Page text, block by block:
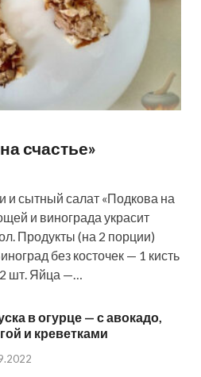
счастье»
и сытный салат «Подкова на
и винограда украсит
Продукты (на 2 порции)
без косточек — 1 кисть
шт. Яйца —…
в огурце — с авокадо,
и креветками